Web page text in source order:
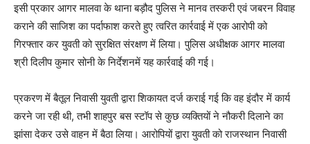
इसी प्रकार आगर मालवा के थाना बड़ौद पुलिस ने मानव तस्करी एवं जबरन विवाह
कराने की साजिश का पर्दाफाश करते हुए त्वरित कार्रवाई में एक आरोपी को
गिरफ्तार कर युवती को सुरक्षित संरक्षण में लिया। पुलिस अधीक्षक आगर मालवा
श्री दिलीप कुमार सोनी के निर्देशनमें यह कार्रवाई की गई।
प्रकरण में बैतूल निवासी युवती द्वारा शिकायत दर्ज कराई गई कि वह इंदौर में कार्य
करने जा रही थी, तभी शाहपुर बस स्टॉप से कुछ व्यक्तियों ने नौकरी दिलाने का
झांसा देकर उसे वाहन में बैठा लिया। आरोपियों द्वारा युवती को राजस्थान निवासी